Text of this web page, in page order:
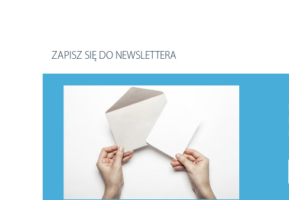
ZAPISZ SIĘ DO NEWSLETTERA